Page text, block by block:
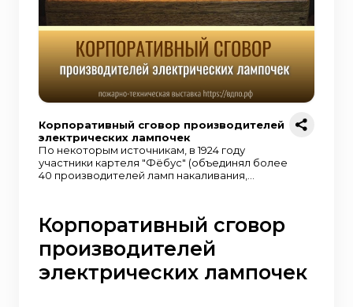
Корпоративный сговор производителей
электрических лампочек
По некоторым источникам, в 1924 году
участники картеля "Фёбус" (объединял более
40 производителей ламп накаливания,
ограничении времени жизни ламп
накаливания в 1000 часов. При этом все
производители ламп, состоящие в картеле,
были обязаны вести строгую техническую
документацию по соблюдению мер,
Корпоративный сговор
производителей
электрических лампочек